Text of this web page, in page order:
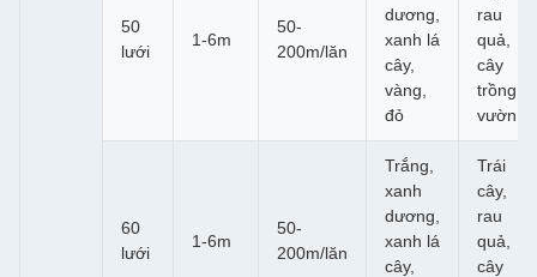
50
lưới
1-6m
50-
200m/lăn
dương,
xanh lá
cây,
vàng,
đỏ
rau
quả,
cây
trồng,
vườn
60
lưới
1-6m
50-
200m/lăn
Trắng,
xanh
dương,
xanh lá
cây,
Trái
cây,
rau
quả,
cây